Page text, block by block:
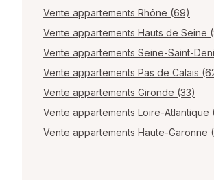
Vente appartements Rhône (69)
Vente appartements Hauts de Seine
Vente appartements Seine-Saint-
Vente appartements Pas de Calais
Vente appartements Gironde (33)
Vente appartements Loire-Atlantique
Vente appartements Haute-Garonne